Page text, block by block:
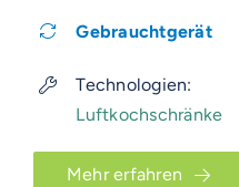
Gebrauchtgerät
Technologien:
Luftkochschränke
Mehr erfahren